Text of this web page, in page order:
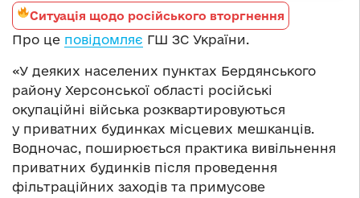
Ситуація щодо російського вторгнення
Про це повідомляє ГШ ЗС України.
«У деяких населених пунктах Бердянського
району Херсонської області російські
окупаційні війська розквартировуються
у приватних будинках місцевих мешканців.
Водночас, поширюється практика вивільнення
приватних будинків після проведення
фільтраційних заходів та примусове